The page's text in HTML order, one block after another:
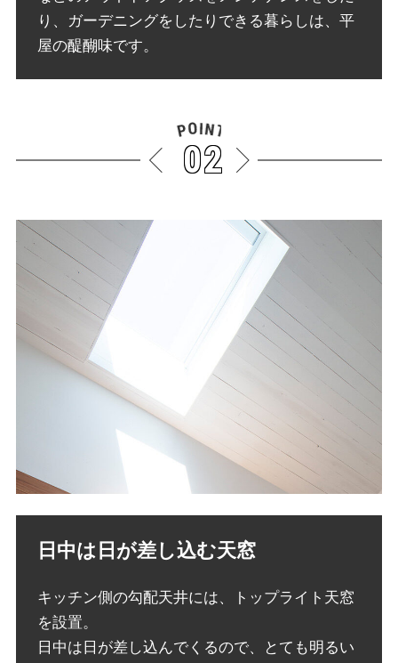
り、ガーデニングをしたりできる暮らしは、平
屋の醍醐味です。
日中は日が差し込む天窓
キッチン側の勾配天井には、トップライト天窓
を設置。
日中は日が差し込んでくるので、とても明るい